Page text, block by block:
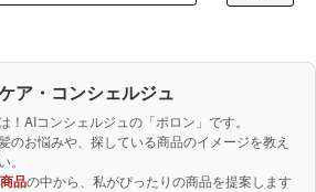
ア・コンシェルジュ
！AIコンシェルジュの「ポロン」です。
のお悩みや、探している商品のイメージを教え
。
品の中から、私がぴったりの商品を提案します